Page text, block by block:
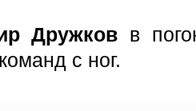
Дружков в
с ног.